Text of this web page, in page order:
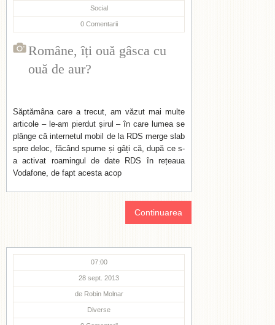
Social
0 Comentarii
Române, îți ouă gâsca cu
ouă de aur?
Săptămâna care a trecut, am văzut mai multe
articole – le-am pierdut șirul – în care lumea se
plânge că internetul mobil de la RDS merge slab
spre deloc, făcând spume și gâți că, după ce s-
a activat roamingul de date RDS în rețeaua
Vodafone, de fapt acesta acop
Continuarea
07:00
28 sept. 2013
de Robin Molnar
Diverse